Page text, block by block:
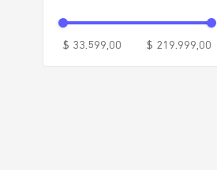
7-8 años
9-10 años
$ 33.599,00 $ 219.999,00